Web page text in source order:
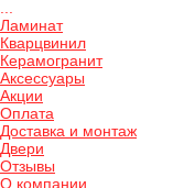
Ламинат
Кварцвинил
Керамогранит
Аксессуары
Акции
Оплата
Доставка и монтаж
Двери
Отзывы
О компании